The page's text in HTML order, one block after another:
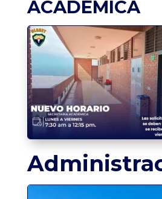
ACADÉMICA